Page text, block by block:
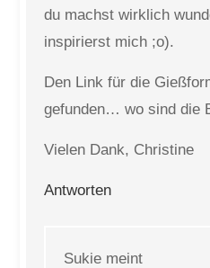
du machst wirklich
inspirierst mich ;o).
Den Link für die
gefunden… wo sind die
Vielen Dank, Christine
Antworten
Sukie meint